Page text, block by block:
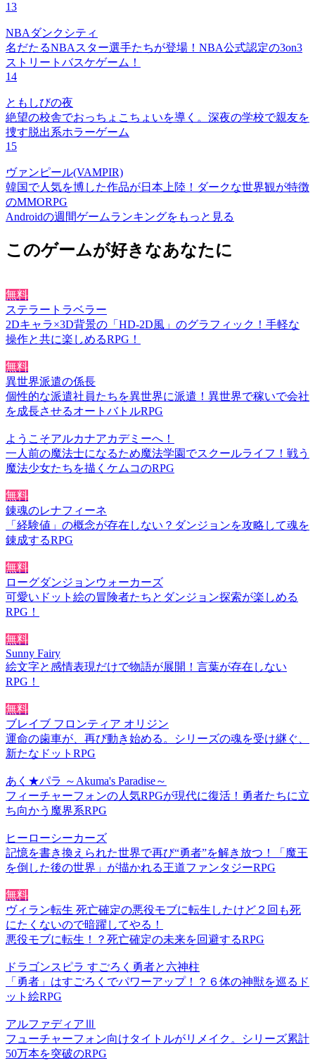
13
NBAダンクシティ
名だたるNBAスター選手たちが登場！NBA公式認定の3on3
ストリートバスケゲーム！
14
ともしびの夜
絶望の校舎でおっちょこちょいを導く。深夜の学校で親友を
捜す脱出系ホラーゲーム
15
ヴァンピール(VAMPIR)
韓国で人気を博した作品が日本上陸！ダークな世界観が特徴
のMMORPG
Androidの週間ゲームランキングをもっと見る
このゲームが好きなあなたに
無料
ステラートラベラー
2Dキャラ×3D背景の「HD-2D風」のグラフィック！手軽な
操作と共に楽しめるRPG！
無料
異世界派遣の係長
個性的な派遣社員たちを異世界に派遣！異世界で稼いで会社
を成長させるオートバトルRPG
ようこそアルカナアカデミーへ！
一人前の魔法士になるため魔法学園でスクールライフ！戦う
魔法少女たちを描くケムコのRPG
無料
錬魂のレナフィーネ
「経験値」の概念が存在しない？ダンジョンを攻略して魂を
錬成するRPG
無料
ローグダンジョンウォーカーズ
可愛いドット絵の冒険者たちとダンジョン探索が楽しめる
RPG！
無料
Sunny Fairy
絵文字と感情表現だけで物語が展開！言葉が存在しない
RPG！
無料
ブレイブ フロンティア オリジン
運命の歯車が、再び動き始める。シリーズの魂を受け継ぐ、
新たなドットRPG
あく★パラ ～Akuma's Paradise～
フィーチャーフォンの人気RPGが現代に復活！勇者たちに立
ち向かう魔界系RPG
ヒーローシーカーズ
記憶を書き換えられた世界で再び“勇者”を解き放つ！「魔王
を倒した後の世界」が描かれる王道ファンタジーRPG
無料
ヴィラン転生 死亡確定の悪役モブに転生したけど２回も死
にたくないので暗躍してやる！
悪役モブに転生！？死亡確定の未来を回避するRPG
ドラゴンスピラ すごろく勇者と六神柱
「勇者」はすごろくでパワーアップ！？６体の神獣を巡るド
ット絵RPG
アルファディアⅢ
フューチャーフォン向けタイトルがリメイク。シリーズ累計
50万本を突破のRPG